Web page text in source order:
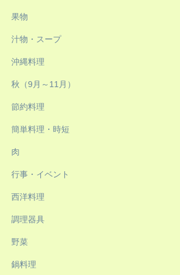
果物
汁物・スープ
沖縄料理
秋（9月～11月）
節約料理
簡単料理・時短
肉
行事・イベント
西洋料理
調理器具
野菜
鍋料理